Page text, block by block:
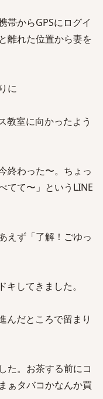
帯からGPSにログイ
離れた位置から妻を
に
教室に向かったよう
終わった〜。ちょっ
てて〜」というLINE
えず「了解！ごゆっ
してきました。
んだところで留まり
た。お茶する前にコ
ぁタバコかなんか買